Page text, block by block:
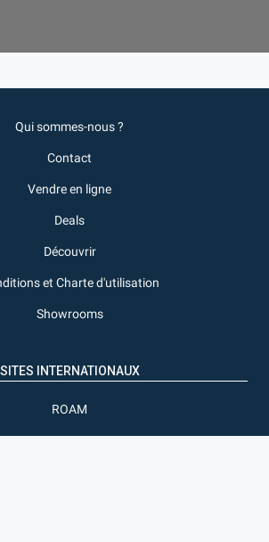
Qui sommes-nous ?
Contact
Vendre en ligne
Deals
Découvrir
et Charte d'utilisation
Showrooms
SITES INTERNATIONAUX
ROAM
Pigiame